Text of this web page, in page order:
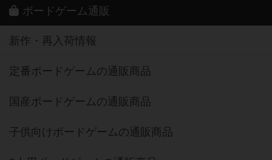
ボードゲーム通販
新作・再入荷情報
定番ボードゲームの通販商品
国産ボードゲームの通販商品
子供向けボードゲームの通販商品